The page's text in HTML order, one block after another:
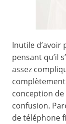
Inutile
pensant qu’il
assez
conception
confusion.
de téléphone